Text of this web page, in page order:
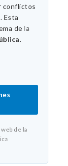
conflictos
Esta
de la
.
de la